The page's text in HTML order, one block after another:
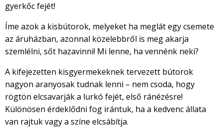
gyerkőc fejét!
Íme azok a kisbútorok, melyeket ha meglát egy csemete
az áruházban, azonnal közelebbről is meg akarja
szemlélni, sőt hazavinni! Mi lenne, ha vennénk neki?
A kifejezetten kisgyermekeknek tervezett bútorok
nagyon aranyosak tudnak lenni – nem csoda, hogy
rögtön elcsavarják a lurkó fejét, első ránézésre!
Különösen érdeklődni fog irántuk, ha a kedvenc állata
van rajtuk vagy a színe elcsábítja.